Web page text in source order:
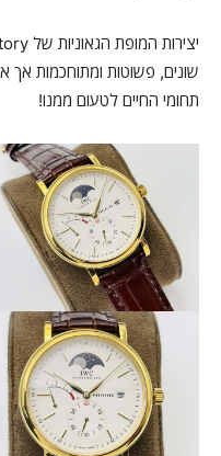
שונים, פשוטות ומתוחכמות אך
תחומי החיים לטעום ממנו!